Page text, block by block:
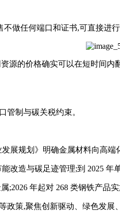
做任何端口和证书,可直接进
源的价格确实可以在短时间
管制与碳关税约束。
展规划》明确金属材料向高端
改造与碳足迹管理;到 2025 年
年起对 268 类钢铁产品
政策,聚焦创新驱动、绿色发